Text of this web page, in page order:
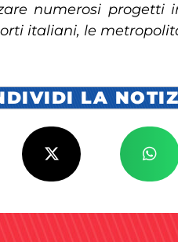
numerosi
italiani, le
LA